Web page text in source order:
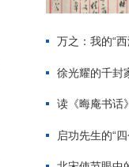
万之：我的“
徐光耀的千封
读《晦庵书话
启功先生的“